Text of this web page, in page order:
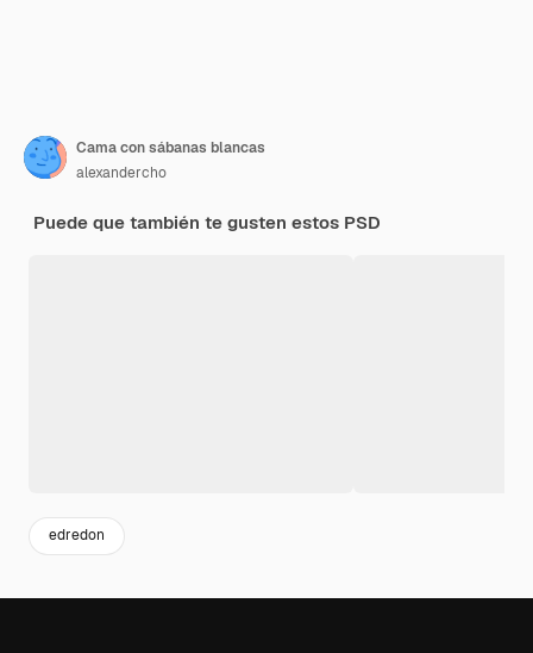
Cama con sábanas blancas
alexandercho
Puede que también te gusten estos PSD
edredon